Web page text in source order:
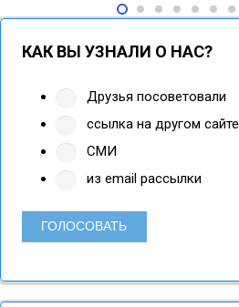
КАК ВЫ УЗНАЛИ О НАС?
Друзья посоветовали
ссылка на другом сайте
СМИ
из email рассылки